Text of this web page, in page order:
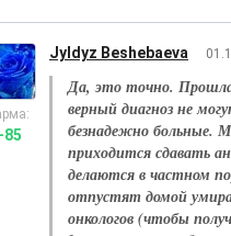
Jyldyz Beshebaeva
Да, это точно.
верный диагноз не
безнадежно больные.
приходится сдавать
делаются в частном
отпустят домой
онкологов (чтобы